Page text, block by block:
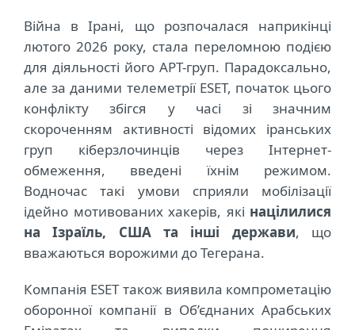
Війна в Ірані, що розпочалася наприкінці
лютого 2026 року, стала переломною подією
для діяльності його АРТ-груп. Парадоксально,
але за даними телеметрії ESET, початок цього
конфлікту збігся у часі зі значним
скороченням активності відомих іранських
груп кіберзлочинців через Інтернет-
обмеження, введені їхнім режимом.
Водночас такі умови сприяли мобілізації
ідейно мотивованих хакерів, які націлилися
на Ізраїль, США та інші держави, що
вважаються ворожими до Тегерана.
Компанія ESET також виявила компрометацію
оборонної компанії в Об’єднаних Арабських